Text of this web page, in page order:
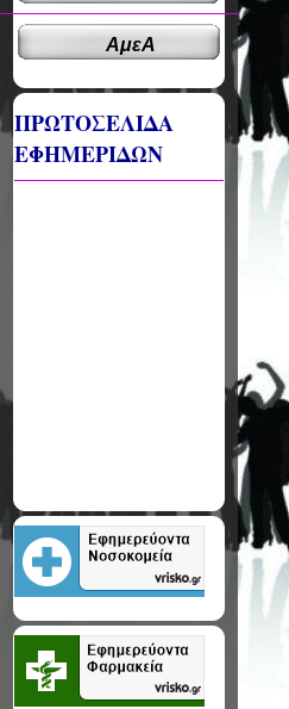
ΑμεΑ
ΠΡΩΤΟΣΕΛΙΔΑ
ΕΦΗΜΕΡΙΔΩΝ